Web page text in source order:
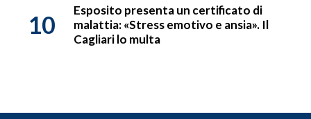
10
Esposito presenta un certificato di
malattia: «Stress emotivo e ansia». Il
Cagliari lo multa